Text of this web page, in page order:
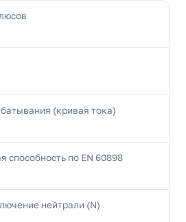
(кривая тока)
по EN 60898
нейтрали (N)